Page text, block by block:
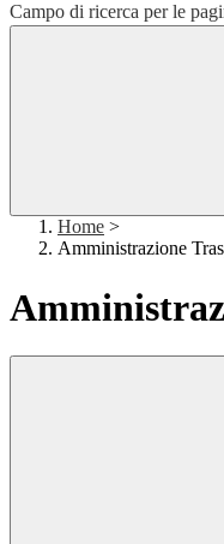
Campo di ricerca per le
Home >
Amministrazione